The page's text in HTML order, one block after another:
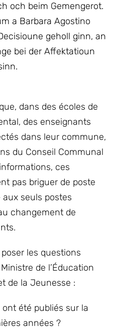
och beim Gemengerot.
a Barbara Agostino
geholl ginn, an
bei der Affektatioun
dans des écoles de
des enseignants
dans leur commune,
du Conseil Communal
ces
pas briguer de poste
aux seuls postes
changement de
les questions
de l’Éducation
de la Jeunesse :
été publiés sur la
années ?